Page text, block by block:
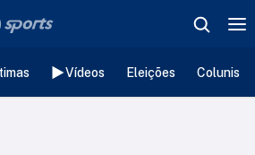
Vídeos Eleições